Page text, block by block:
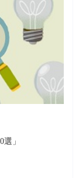
」